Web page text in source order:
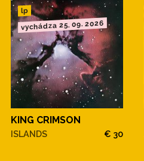
lp
vychádza 25. 09. 2026
KING CRIMSON
ISLANDS € 30